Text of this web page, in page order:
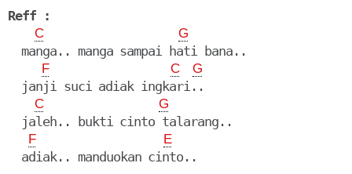
Reff :
C G
  manga.. manga sampai hati bana..
F C G
  janji suci adiak ingkari..
C G
  jaleh.. bukti cinto talarang..
F E
  adiak.. manduokan cinto..